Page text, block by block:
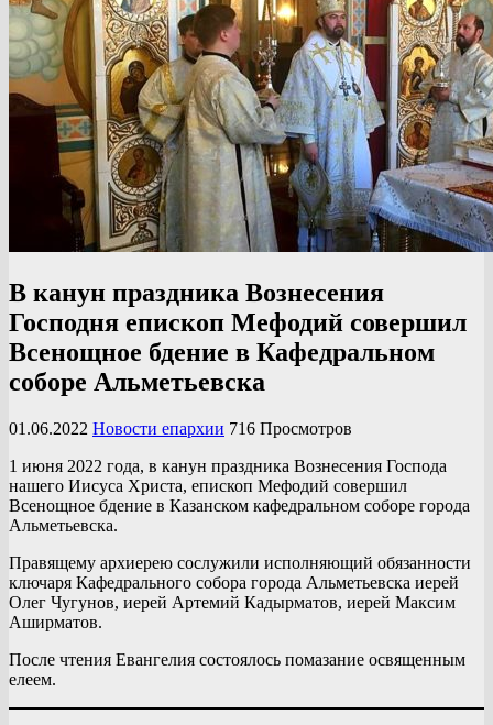
В канун праздника Вознесения
Господня епископ Мефодий совершил
Всенощное бдение в Кафедральном
соборе Альметьевска
01.06.2022 Новости епархии 716 Просмотров
1 июня 2022 года, в канун праздника Вознесения Господа
нашего Иисуса Христа, епископ Мефодий совершил
Всенощное бдение в Казанском кафедральном соборе города
Альметьевска.
Правящему архиерею сослужили исполняющий обязанности
ключаря Кафедрального собора города Альметьевска иерей
Олег Чугунов, иерей Артемий Кадырматов, иерей Максим
Аширматов.
После чтения Евангелия состоялось помазание освященным
елеем.